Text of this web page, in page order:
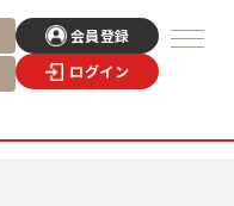
会員登録
ログイン